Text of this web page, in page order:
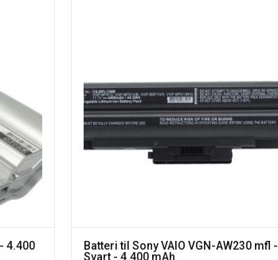
4.400
Batteri til Sony VAIO VGN-AW230 mfl -
Svart - 4.400 mAh